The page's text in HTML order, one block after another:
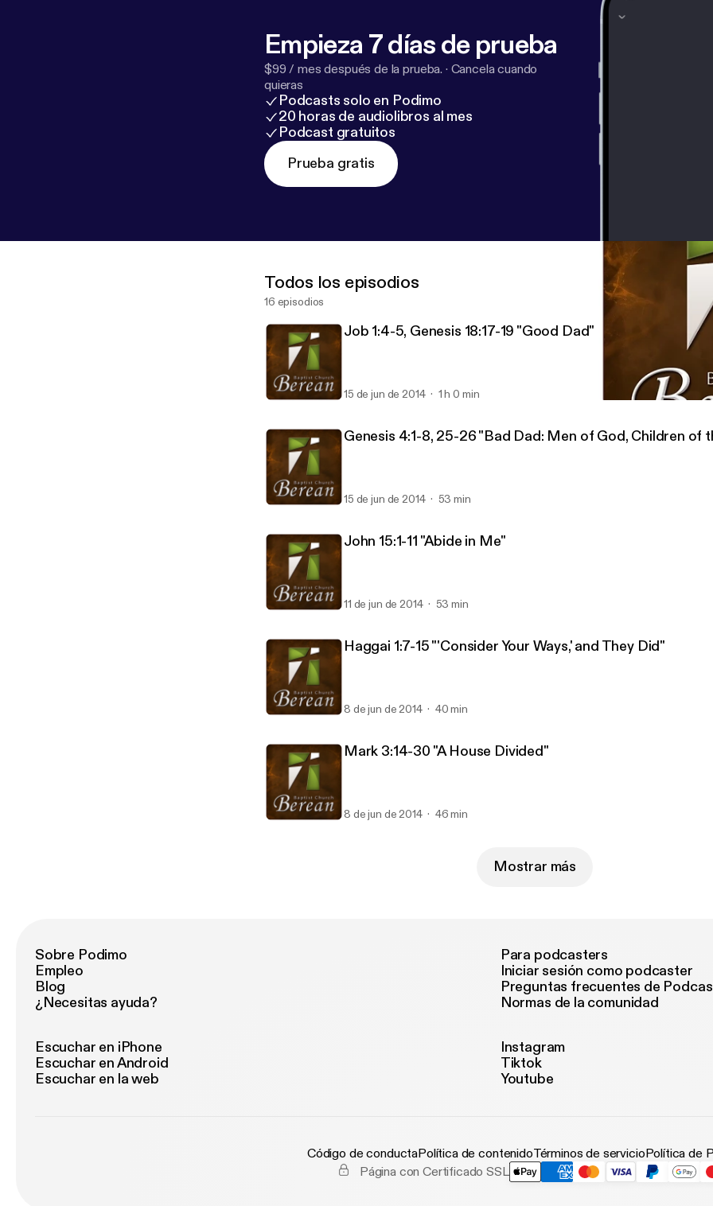
Empieza 7 días de prueba
$99 / mes después de la prueba. · Cancela cuando
quieras
Podcasts solo en Podimo
20 horas de audiolibros al mes
Podcast gratuitos
Prueba gratis
Todos los episodios
16 episodios
Job 1:4-5, Genesis 18:17-19 "Good Dad"
15 de jun de 2014 1 h 0 min
Genesis 4:1-8, 25-26 "Bad Dad: Men of God, Children of
15 de jun de 2014 53 min
John 15:1-11 "Abide in Me"
11 de jun de 2014 53 min
Haggai 1:7-15 "'Consider Your Ways,' and They Did"
8 de jun de 2014 40 min
Mark 3:14-30 "A House Divided"
8 de jun de 2014 46 min
Mostrar más
Sobre Podimo
Empleo
Blog
¿Necesitas ayuda?
Para podcasters
Iniciar sesión como podcaster
Preguntas frecuentes de
Normas de la comunidad
Escuchar en iPhone
Escuchar en Android
Escuchar en la web
Instagram
Tiktok
Youtube
Código de conductaPolítica de contenidoTérminos de servicioPolítica de
Página con Certificado SSL